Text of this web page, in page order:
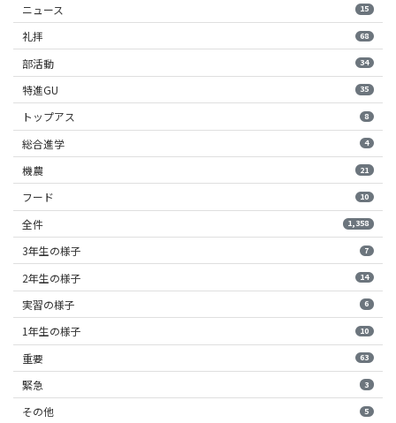
ニュース 15
礼拝 68
部活動 34
特進GU 35
トップアス 8
総合進学 4
機農 21
フード 10
全件 1,358
3年生の様子 7
2年生の様子 14
実習の様子 6
1年生の様子 10
重要 63
緊急 3
その他 5